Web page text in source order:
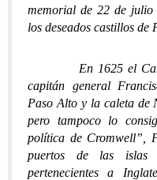
memorial de 22 de julio
los deseados castillos
En 1625 el
capitán general
Paso Alto y la caleta de
pero tampoco lo
política de Cromwell”,
puertos de las islas
pertenecientes a